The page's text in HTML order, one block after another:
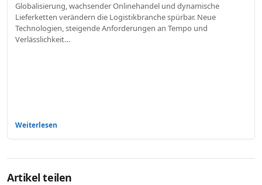
Globalisierung, wachsender Onlinehandel und dynamische
Lieferketten verändern die Logistikbranche spürbar. Neue
Technologien, steigende Anforderungen an Tempo und
Verlässlichkeit…
Weiterlesen
Artikel teilen